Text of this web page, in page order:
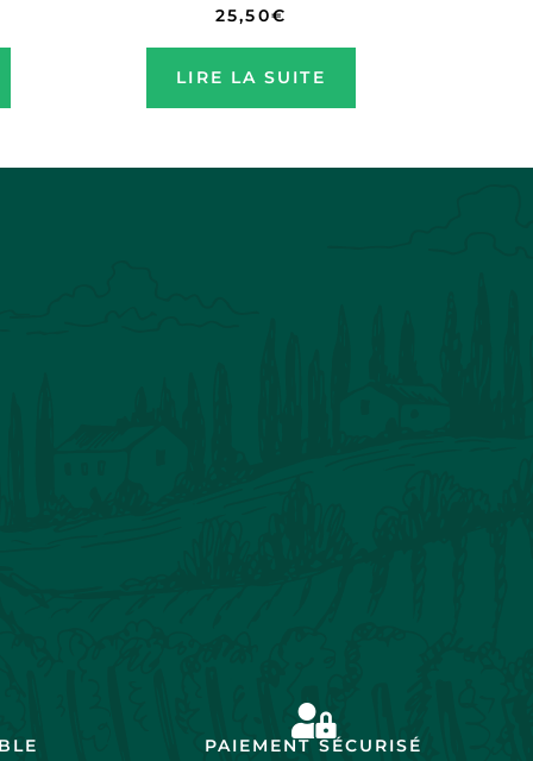
25,50€
LIRE LA SUITE
PAIEMENT SÉCURISÉ